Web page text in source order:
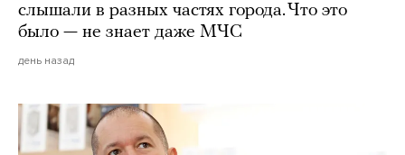
слышали в разных частях города. Что это
было — не знает даже МЧС
день назад